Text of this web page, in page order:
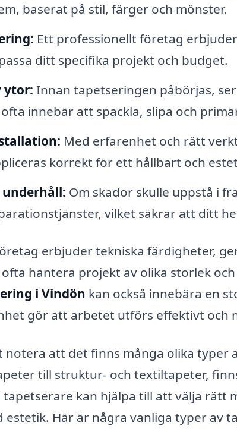
baserat på stil, färger och mönster.
Ett professionellt företag
ditt specifika projekt och budget.
ytor: Innan tapetseringen påbörjas,
innebär att spackla, slipa och
Med erfarenhet och rätt
korrekt för ett hållbart och
Om skador skulle uppstå i
vilket säkrar att ditt
erbjuder tekniska färdigheter,
hantera projekt av olika storlek
i Vindön kan också innebära en
gör att arbetet utförs effektivt och
notera att det finns många olika typer
till struktur- och textiltapeter,
tapetserare kan hjälpa till att välja rätt
Här är några vanliga typer av